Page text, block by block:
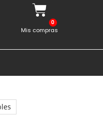
Mis compras